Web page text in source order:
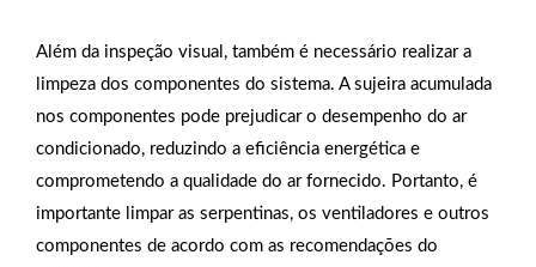
Além da inspeção visual, também é necessário realizar a
limpeza dos componentes do sistema. A sujeira acumulada
nos componentes pode prejudicar o desempenho do ar
condicionado, reduzindo a eficiência energética e
comprometendo a qualidade do ar fornecido. Portanto, é
importante limpar as serpentinas, os ventiladores e outros
componentes de acordo com as recomendações do